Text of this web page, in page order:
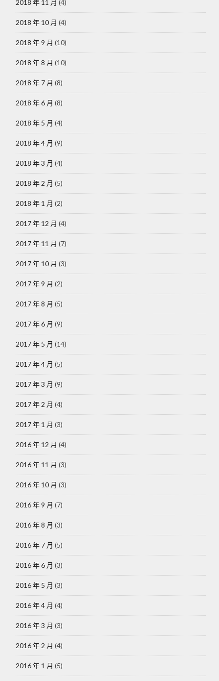
2018 年 11 月 (4)
2018 年 10 月 (4)
2018 年 9 月 (10)
2018 年 8 月 (10)
2018 年 7 月 (8)
2018 年 6 月 (8)
2018 年 5 月 (4)
2018 年 4 月 (9)
2018 年 3 月 (4)
2018 年 2 月 (5)
2018 年 1 月 (2)
2017 年 12 月 (4)
2017 年 11 月 (7)
2017 年 10 月 (3)
2017 年 9 月 (2)
2017 年 8 月 (5)
2017 年 6 月 (9)
2017 年 5 月 (14)
2017 年 4 月 (5)
2017 年 3 月 (9)
2017 年 2 月 (4)
2017 年 1 月 (3)
2016 年 12 月 (4)
2016 年 11 月 (3)
2016 年 10 月 (3)
2016 年 9 月 (7)
2016 年 8 月 (3)
2016 年 7 月 (5)
2016 年 6 月 (3)
2016 年 5 月 (3)
2016 年 4 月 (4)
2016 年 3 月 (3)
2016 年 2 月 (4)
2016 年 1 月 (5)